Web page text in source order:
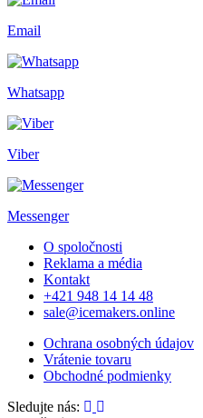
Email
Whatsapp
Viber
Messenger
O spoločnosti
Reklama a média
Kontakt
+421 948 14 14 48
sale@icemakers.online
Ochrana osobných údajov
Vrátenie tovaru
Obchodné podmienky
Sledujte nás: